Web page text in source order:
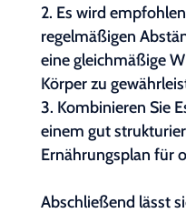
Es wird
regelmäßigen
eine gleichmäßige
Körper zu
Kombinieren Sie
einem gut
Ernährungsplan für
Abschließend lässt